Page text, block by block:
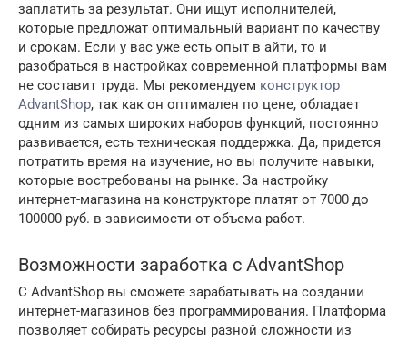
заплатить за результат. Они ищут исполнителей,
которые предложат оптимальный вариант по качеству
и срокам. Если у вас уже есть опыт в айти, то и
разобраться в настройках современной платформы вам
не составит труда. Мы рекомендуем конструктор
AdvantShop, так как он оптимален по цене, обладает
одним из самых широких наборов функций, постоянно
развивается, есть техническая поддержка. Да, придется
потратить время на изучение, но вы получите навыки,
которые востребованы на рынке. За настройку
интернет-магазина на конструкторе платят от 7000 до
100000 руб. в зависимости от объема работ.
Возможности заработка с AdvantShop
С AdvantShop вы сможете зарабатывать на создании
интернет-магазинов без программирования. Платформа
позволяет собирать ресурсы разной сложности из